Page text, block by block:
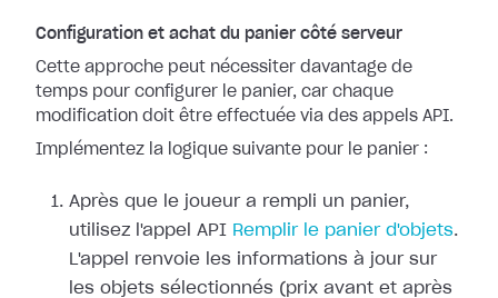
Configuration et achat du panier côté serveur
Cette approche peut nécessiter davantage de
temps pour configurer le panier, car chaque
modification doit être effectuée via des appels API.
Implémentez la logique suivante pour le panier :
Après que le joueur a rempli un panier,
utilisez l'appel API Remplir le panier d'objets.
L'appel renvoie les informations à jour sur
les objets sélectionnés (prix avant et après